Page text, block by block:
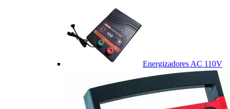
Energizadores AC 110V